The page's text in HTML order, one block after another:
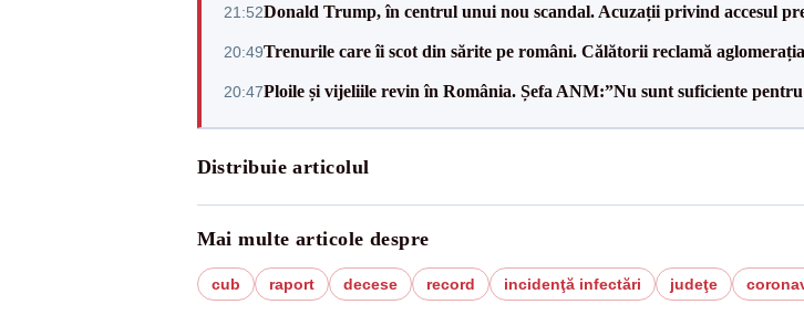
21:52Donald Trump, în centrul unui nou scandal. Acuzații privind accesul
20:49Trenurile care îi scot din sărite pe români. Călătorii reclamă
20:47Ploile și vijeliile revin în România. Șefa ANM:”Nu sunt suficiente
Distribuie articolul
Mai multe articole despre
cub raport decese record incidenţă infectări judeţe